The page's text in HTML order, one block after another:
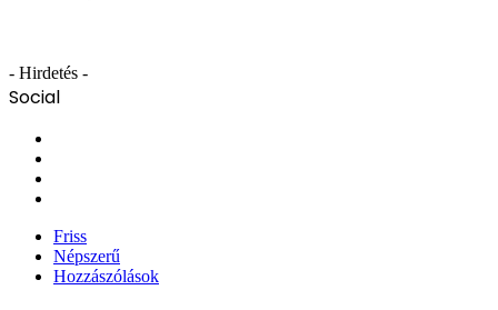
- Hirdetés -
Social
Friss
Népszerű
Hozzászólások